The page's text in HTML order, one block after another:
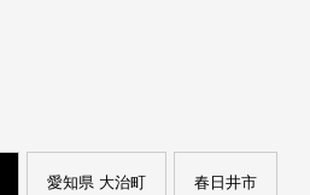
愛知県 大治町 春日井市